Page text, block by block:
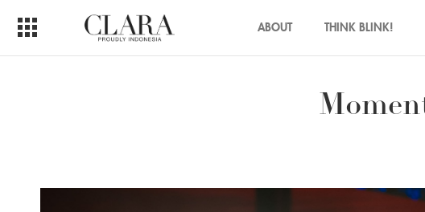
ABOUT THINK BLINK!